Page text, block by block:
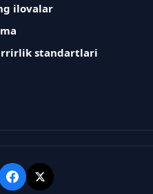
ilovalar
standartlari